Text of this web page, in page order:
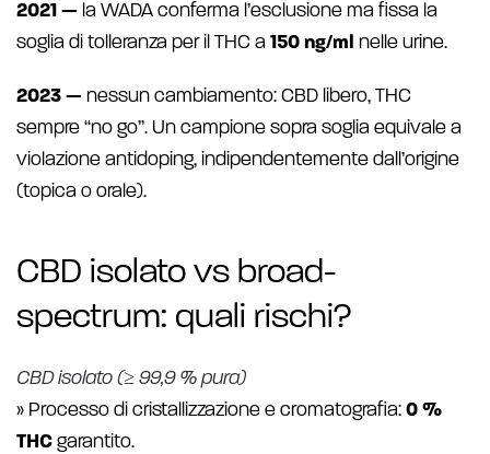
2021 — la WADA conferma l’esclusione ma fissa la
soglia di tolleranza per il THC a 150 ng/ml nelle urine.
2023 — nessun cambiamento: CBD libero, THC
sempre “no go”. Un campione sopra soglia equivale a
violazione antidoping, indipendentemente dall’origine
(topica o orale).
CBD isolato vs broad-
spectrum: quali rischi?
CBD isolato (≥ 99,9 % pura)
» Processo di cristallizzazione e cromatografia: 0 %
THC garantito.